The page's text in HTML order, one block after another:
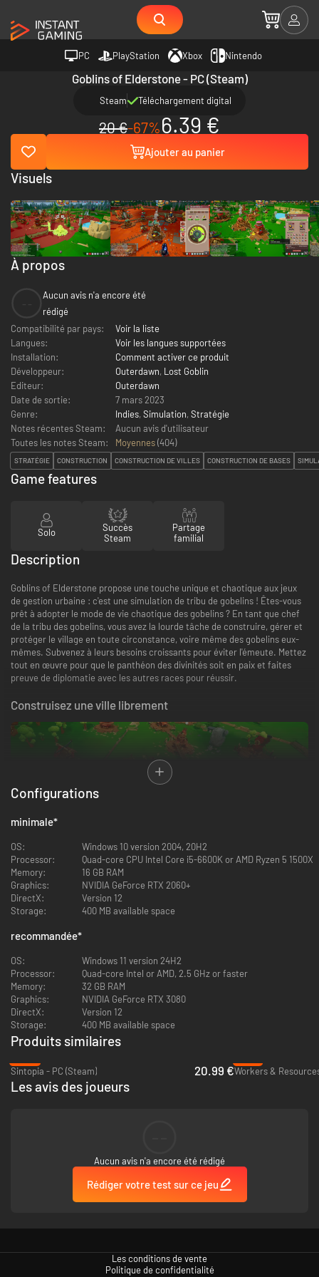
PC PlayStation Xbox Nintendo
Goblins of Elderstone - PC (Steam)
Steam Téléchargement digital
20 €-67%6.39 €
Ajouter au panier
À propos
Aucun avis n'a encore été
rédigé
Compatibilité par pays:
Voir la liste
Langues:
Voir les langues supportées
Installation:
Comment activer ce produit
Développeur:
Outerdawn, Lost Goblin
Editeur:
Outerdawn
Date de sortie:
7 mars 2023
Genre:
Indies, Simulation, Stratégie
Notes récentes Steam:
Aucun avis d'utilisateur
Toutes les notes Steam:
Moyennes(404)
STRATÉGIE CONSTRUCTION CONSTRUCTION DE VILLES CONSTRUCTION DE BASES
Visuels
Game features
Solo
Succès
Steam
Partage
familial
Description
Goblins of Elderstone propose une touche unique et chaotique aux jeux
de gestion urbaine : c'est une simulation de tribu de gobelins ! Êtes-vous
prêt à adopter le mode de vie chaotique des gobelins ? En tant que chef
de la tribu des gobelins, vous avez la lourde tâche de construire, gérer et
protéger le village en toute circonstance, voire même des gobelins eux-
mêmes. Subvenez à leurs besoins croissants pour éviter l'émeute. Mettez
tout en œuvre pour que le panthéon des divinités soit en paix et faites
preuve de diplomatie avec les autres races pour réussir.
Construisez une ville librement
Les gobelins détestent l'ordre, alors il n'est pas question de construire une
ville en suivant la moindre structure. Ils sont rebelles, mais créatifs. Par
conséquent, les bâtiments peuvent être placés n'importe où, mais vous
pouvez construire des petits sentiers et des ponts afin d'assurer que tout
soit connecté.
De nombreuses ressources et un arbre d'artisanat
Avec plus de 30 ressources différentes à récolter, fabriquer, échanger ou
voler, vos gobelins auront toujours de quoi faire. N'oubliez pas de recruter
Utilisez le bon mélange de discours, de pots-de-vin et de violence pour
Configurations
minimale*
OS:
Windows 10 version 2004, 20H2
Processor:
Quad-core CPU Intel Core i5-6600K or AMD Ryzen 5 1500X
Memory:
16 GB RAM
Graphics:
NVIDIA GeForce RTX 2060+
DirectX:
Version 12
Storage:
400 MB available space
recommandée*
OS:
Windows 11 version 24H2
Processor:
Quad-core Intel or AMD, 2.5 GHz or faster
Memory:
32 GB RAM
Graphics:
NVIDIA GeForce RTX 3080
DirectX:
Version 12
Storage:
400 MB available space
Produits similaires
Sintopia - PC (Steam)
20.99 €
Les avis des joueurs
Aucun avis n'a encore été rédigé
Rédiger votre test sur ce jeu
Les conditions de vente
Politique de confidentialité